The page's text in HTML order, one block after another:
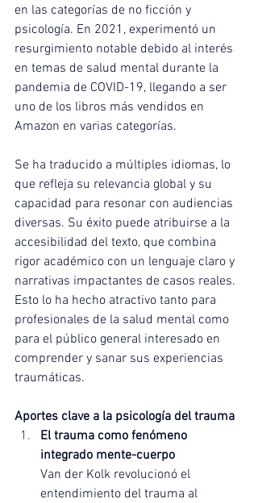
en las categorías de no ficción y
psicología. En 2021, experimentó un
resurgimiento notable debido al interés
en temas de salud mental durante la
pandemia de COVID-19, llegando a ser
uno de los libros más vendidos en
Amazon en varias categorías.
Se ha traducido a múltiples idiomas, lo
que refleja su relevancia global y su
capacidad para resonar con audiencias
diversas. Su éxito puede atribuirse a la
accesibilidad del texto, que combina
rigor académico con un lenguaje claro y
narrativas impactantes de casos reales.
Esto lo ha hecho atractivo tanto para
profesionales de la salud mental como
para el público general interesado en
comprender y sanar sus experiencias
traumáticas.
Aportes clave a la psicología del trauma
El trauma como fenómeno
integrado mente-cuerpo
Van der Kolk revolucionó el
entendimiento del trauma al